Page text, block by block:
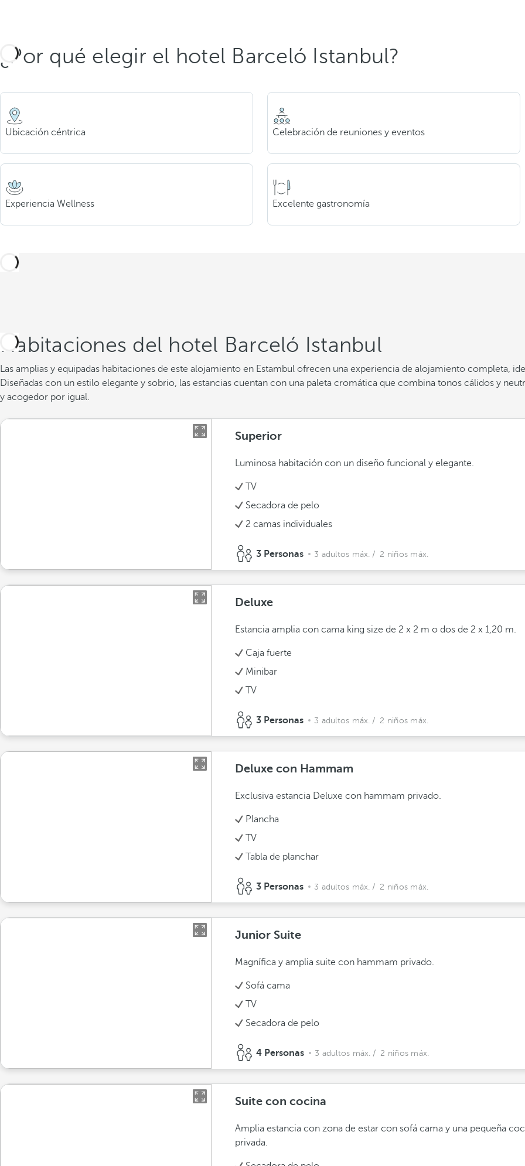
¿Por qué elegir el hotel Barceló Istanbul?
Ubicación céntrica Celebración de reuniones y eventos
Experiencia Wellness Excelente gastronomía
Habitaciones del hotel Barceló Istanbul
Las amplias y equipadas habitaciones de este alojamiento en Estambul ofrecen una experiencia de alojamiento completa,
Diseñadas con un estilo elegante y sobrio, las estancias cuentan con una paleta cromática que combina tonos cálidos y
y acogedor por igual.
Superior
Luminosa habitación con un diseño funcional y elegante.
TV
Secadora de pelo
2 camas individuales
3 Personas 3 adultos máx. / 2 niños máx.
Deluxe
Estancia amplia con cama king size de 2 x 2 m o dos de 2 x 1,20 m.
Caja fuerte
Minibar
TV
3 Personas 3 adultos máx. / 2 niños máx.
Deluxe con Hammam
Exclusiva estancia Deluxe con hammam privado.
Plancha
TV
Tabla de planchar
3 Personas 3 adultos máx. / 2 niños máx.
Junior Suite
Magnífica y amplia suite con hammam privado.
Sofá cama
TV
Secadora de pelo
4 Personas 3 adultos máx. / 2 niños máx.
Suite con cocina
Amplia estancia con zona de estar con sofá cama y una pequeña
privada.